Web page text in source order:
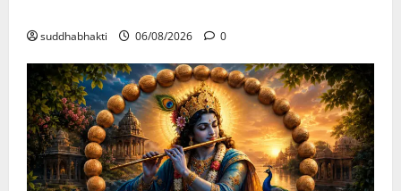
suddhabhakti 06/08/2026 0